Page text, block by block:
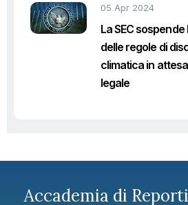
05 Apr 2024
La SEC
delle regole di
climatica in
legale
Accademia di